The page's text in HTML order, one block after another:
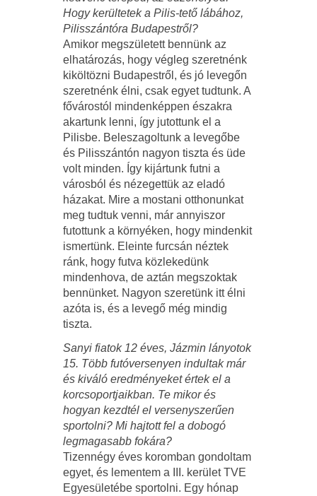
Hogy kerültetek a Pilis-tető lábához,
Pilisszántóra Budapestről?
Amikor megszületett bennünk az
elhatározás, hogy végleg szeretnénk
kiköltözni Budapestről, és jó levegőn
szeretnénk élni, csak egyet tudtunk. A
fővárostól mindenképpen északra
akartunk lenni, így jutottunk el a
Pilisbe. Beleszagoltunk a levegőbe
és Pilisszántón nagyon tiszta és üde
volt minden. Így kijártunk futni a
városból és nézegettük az eladó
házakat. Mire a mostani otthonunkat
meg tudtuk venni, már annyiszor
futottunk a környéken, hogy mindenkit
ismertünk. Eleinte furcsán néztek
ránk, hogy futva közlekedünk
mindenhova, de aztán megszoktak
bennünket. Nagyon szeretünk itt élni
azóta is, és a levegő még mindig
tiszta.
Sanyi fiatok 12 éves, Jázmin lányotok
15. Több futóversenyen indultak már
és kiváló eredményeket értek el a
korcsoportjaikban. Te mikor és
hogyan kezdtél el versenyszerűen
sportolni? Mi hajtott fel a dobogó
legmagasabb fokára?
Tizennégy éves koromban gondoltam
egyet, és lementem a III. kerület TVE
Egyesületébe sportolni. Egy hónap